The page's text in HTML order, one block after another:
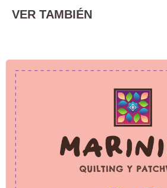
VER TAMBIÉN
REFUND POLICY
PRIVACY POLICY
© 2025 Marinika
All rights reserved